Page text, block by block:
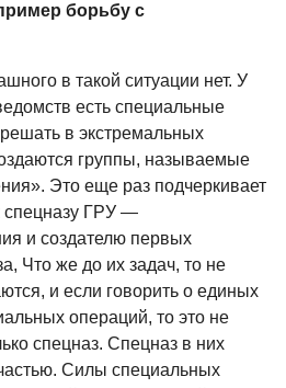
борьбу с
в такой ситуации нет. У
есть специальные
в экстремальных
группы, называемые
Это еще раз подчеркивает
спецназу ГРУ —
и создателю первых
Что же до их задач, то не
и если говорить о единых
операций, то это не
спецназ. Спецназ в них
Силы специальных